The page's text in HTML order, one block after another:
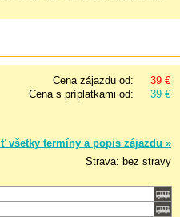
Cena zájazdu od:
39 €
Cena s príplatkami od:
39 €
všetky termíny a popis zájazdu »
Strava: bez stravy